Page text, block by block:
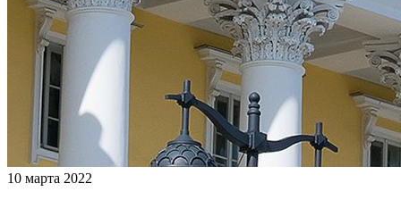
10 марта 2022